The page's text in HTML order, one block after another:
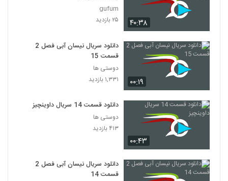
19
۳۴۸ بازدید
20
سریال Friends فصل اول قسمت 20
۲۴۷ بازدید
22
سریال Friends فصل اول قسمت 22
۱,۳۴۰ بازدید
۴۰:۳۸
gufum
۲۵ بازدید
۰۰:۱۹
دانلود سریال نیسان آبی فصل 2
قسمت 15
دوستی ها
۱,۳۳۱ بازدید
۰۰:۴۳
دانلود قسمت 14 سریال داوینچیز
دوستی ها
۴۱۳ بازدید
دانلود سریال نیسان آبی فصل 2
قسمت 14